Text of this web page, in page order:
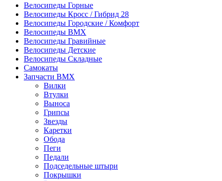
Велосипеды Горные
Велосипеды Кросс / Гибрид 28
Велосипеды Городские / Комфорт
Велосипеды BMX
Велосипеды Гравийные
Велосипеды Детские
Велосипеды Складные
Самокаты
Запчасти BMX
Вилки
Втулки
Выноса
Грипсы
Звезды
Каретки
Обода
Пеги
Педали
Подседельные штыри
Покрышки